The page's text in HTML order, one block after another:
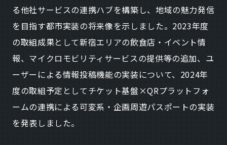
る他社サービスの連携ハブを構築し、地域の魅力発信
を目指す都市実装の将来像を示しました。2023年度
の取組成果として新宿エリアの飲食店・イベント情
報、マイクロモビリティサービスの提供等の追加、ユ
ーザーによる情報投稿機能の実装について、2024年
度の取組予定としてチケット基盤×QRプラットフォ
ームの連携による可変系・企画周遊パスポートの実装
を発表しました。